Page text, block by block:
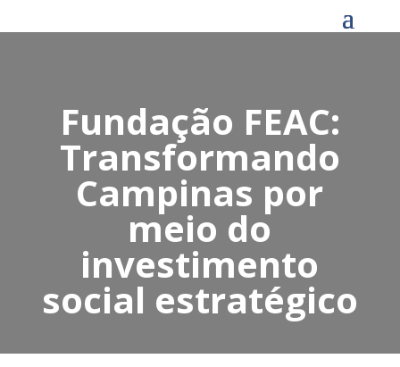
Fundação FEAC:
Transformando
Campinas por
meio do
investimento
social estratégico